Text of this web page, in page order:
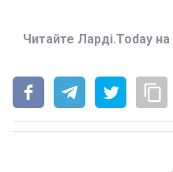
Читайте Ларді.Today на